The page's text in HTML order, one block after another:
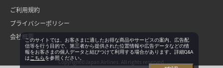
ご利用規約
プライバシーポリシー
会社概要
Copyright©Japan Airlines. All rights reserved.
このサイトでは、お客さまに適したお得な商品やサービスの案内、広告配
信等を行う目的で、第三者から提供された位置情報や広告データなどの情
報をお客さまの個人データと結びつけて利用する場合があります。詳細Q&A
は こちらを参照ください。